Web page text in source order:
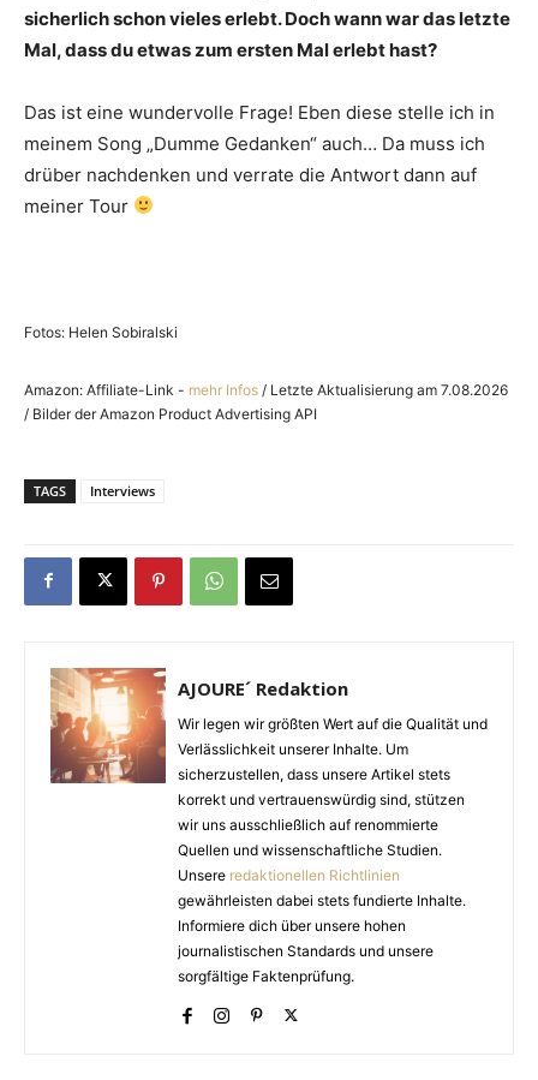
sicherlich schon vieles erlebt. Doch wann war das letzte
Mal, dass du etwas zum ersten Mal erlebt hast?
Das ist eine wundervolle Frage! Eben diese stelle ich in
meinem Song „Dumme Gedanken“ auch… Da muss ich
drüber nachdenken und verrate die Antwort dann auf
meiner Tour
Fotos: Helen Sobiralski
Amazon: Affiliate-Link - mehr Infos / Letzte Aktualisierung am 7.08.2026
/ Bilder der Amazon Product Advertising API
TAGS Interviews
AJOURE´ Redaktion
Wir legen wir größten Wert auf die Qualität und
Verlässlichkeit unserer Inhalte. Um
sicherzustellen, dass unsere Artikel stets
korrekt und vertrauenswürdig sind, stützen
wir uns ausschließlich auf renommierte
Quellen und wissenschaftliche Studien.
Unsere redaktionellen Richtlinien
gewährleisten dabei stets fundierte Inhalte.
Informiere dich über unsere hohen
journalistischen Standards und unsere
sorgfältige Faktenprüfung.